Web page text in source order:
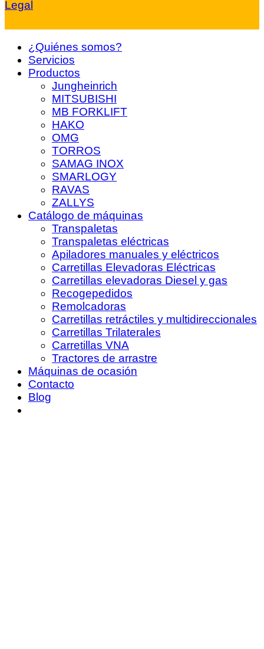
Legal
¿Quiénes somos?
Servicios
Productos
Jungheinrich
MITSUBISHI
MB FORKLIFT
HAKO
OMG
TORROS
SAMAG INOX
SMARLOGY
RAVAS
ZALLYS
Catálogo de máquinas
Transpaletas
Transpaletas eléctricas
Apiladores manuales y eléctricos
Carretillas Elevadoras Eléctricas
Carretillas elevadoras Diesel y gas
Recogepedidos
Remolcadoras
Carretillas retráctiles y multidireccionales
Carretillas Trilaterales
Carretillas VNA
Tractores de arrastre
Máquinas de ocasión
Contacto
Blog